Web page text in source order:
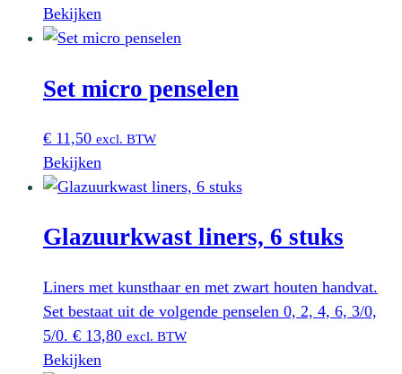
Bekijken
Set micro penselen
€ 11,50 excl. BTW
Bekijken
Glazuurkwast liners, 6 stuks
Liners met kunsthaar en met zwart houten handvat.
Set bestaat uit de volgende penselen 0, 2, 4, 6, 3/0,
5/0. € 13,80 excl. BTW
Bekijken